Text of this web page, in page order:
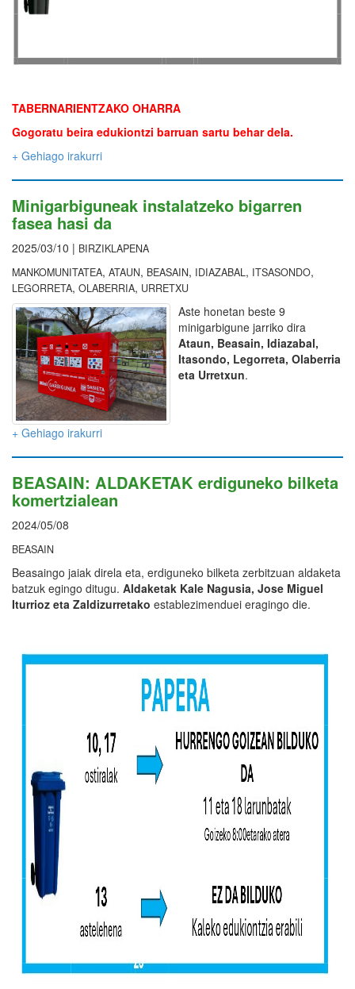
TABERNARIENTZAKO OHARRA
Gogoratu beira edukiontzi barruan sartu behar dela.
+ Gehiago irakurri
Minigarbiguneak instalatzeko bigarren
fasea hasi da
2025/03/10 | BIRZIKLAPENA
MANKOMUNITATEA, ATAUN, BEASAIN, IDIAZABAL, ITSASONDO,
LEGORRETA, OLABERRIA, URRETXU
Aste honetan beste 9
minigarbigune jarriko dira
Ataun, Beasain, Idiazabal,
Itasondo, Legorreta, Olaberria
eta Urretxun.
+ Gehiago irakurri
BEASAIN: ALDAKETAK erdiguneko bilketa
komertzialean
2024/05/08
BEASAIN
Beasaingo jaiak direla eta, erdiguneko bilketa zerbitzuan aldaketa
batzuk egingo ditugu. Aldaketak Kale Nagusia, Jose Miguel
Iturrioz eta Zaldizurretako establezimenduei eragingo die.